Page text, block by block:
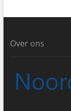
Over ons